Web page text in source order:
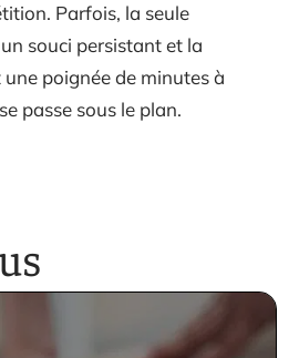
Parfois, la seule
souci persistant et la
une poignée de minutes à
passe sous le plan.